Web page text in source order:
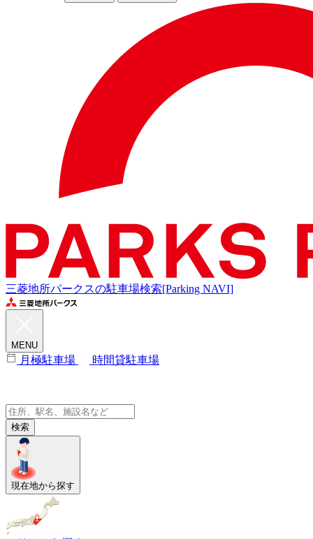
三菱地所パークスの駐車場検索[Parking NAVI]
MENU
月極駐車場 時間貸駐車場
検索
現在地から探す